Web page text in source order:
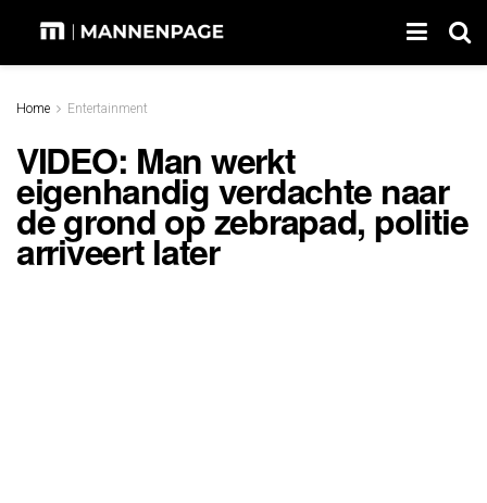
Home Entertainment
VIDEO: Man werkt
eigenhandig verdachte naar
de grond op zebrapad, politie
arriveert later